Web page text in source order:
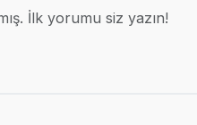
İlk yorumu siz yazın!